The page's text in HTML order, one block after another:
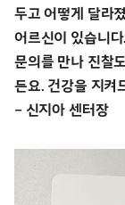
두고 어떻게 달라
어르신이 있습니
문의를 만나 진찰
든요. 건강을 지켜
– 신지아 센터장